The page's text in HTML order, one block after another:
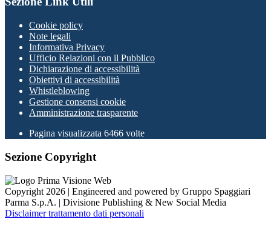
Cookie policy
Note legali
Informativa Privacy
Ufficio Relazioni con il Pubblico
Dichiarazione di accessibilità
Obiettivi di accessibilità
Whistleblowing
Gestione consensi cookie
Amministrazione trasparente
Pagina visualizzata 6466 volte
Sezione Copyright
Copyright 2026 | Engineered and powered by Gruppo Spaggiari
Parma S.p.A. | Divisione Publishing & New Social Media
Disclaimer trattamento dati personali